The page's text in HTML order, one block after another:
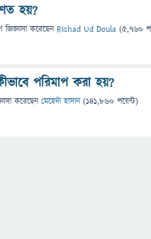
হয়?
জিজ্ঞাসাকরেছেনRishad Ud Doula (5,760
পরিমাপ করা হয়?
করেছেনমেহেদী হাসান (141,860 পয়েন্ট)